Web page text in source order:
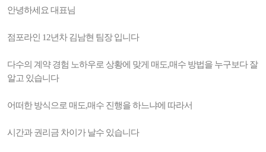
안녕하세요 대표님
점포라인 12년차 김남현 팀장 입니다
다수의 계약 경험 노하우로 상황에 맞게 매도,매수 방법을 누구보다 잘
알고 있습니다
어떠한 방식으로 매도,매수 진행을 하느냐에 따라서
시간과 권리금 차이가 날수 있습니다